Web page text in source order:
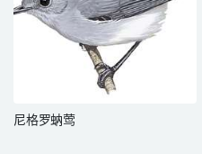
尼格罗蚋莺